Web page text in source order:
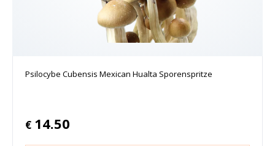
Psilocybe Cubensis Mexican Hualta Sporenspritze
€ 14.50